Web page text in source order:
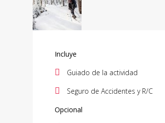
Incluye
Guiado de la actividad
Seguro de Accidentes y R/C
Opcional